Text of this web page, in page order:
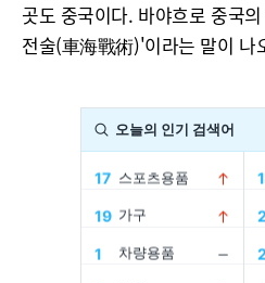
곳도 중국이다. 바야흐로 중국
전술(車海戰術)'이라는 말이 나